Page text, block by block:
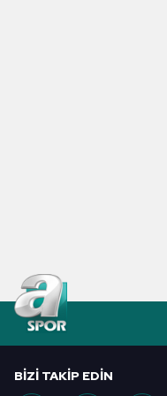
BIZI TAKIP EDIN